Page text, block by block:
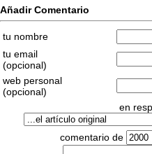
Añadir Comentario
tu nombre
tu email
(opcional)
web personal
(opcional)
en
comentario de